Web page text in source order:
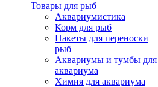
Товары для рыб
Аквариумистика
Корм для рыб
Пакеты для переноски
рыб
Аквариумы и тумбы для
аквариума
Химия для аквариума